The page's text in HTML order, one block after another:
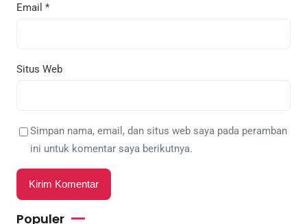
Email *
Situs Web
Simpan nama, email, dan situs web saya pada peramban
ini untuk komentar saya berikutnya.
Populer